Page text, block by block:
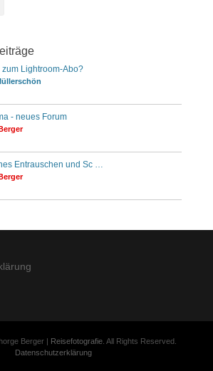
Lightroom-Abo?
- neues Forum
Entrauschen und Sc …
Berger | Reisefotografie. All Rights Reserved.
Datenschutzerklärung